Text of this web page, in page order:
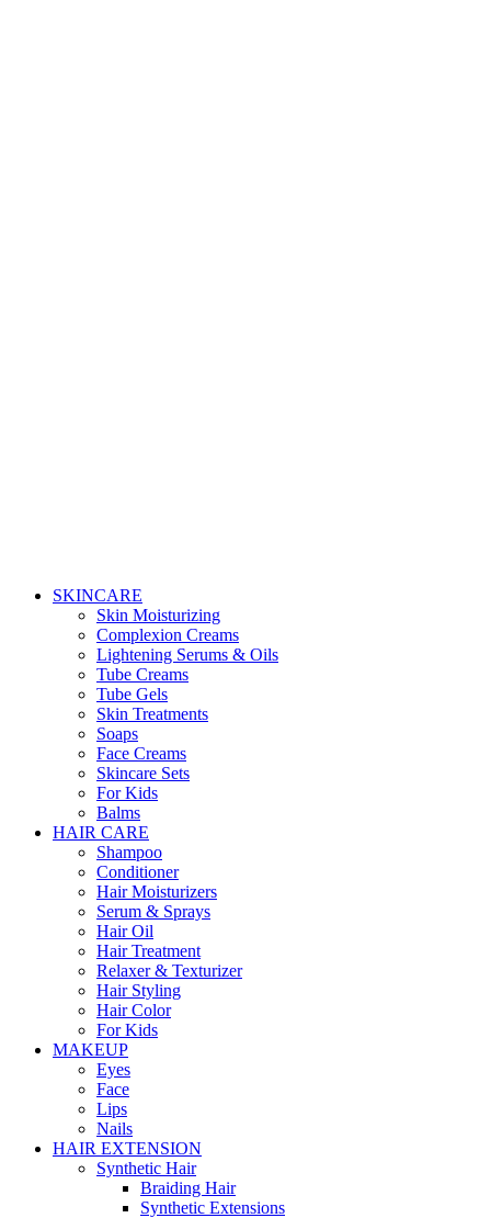
SKINCARE
Skin Moisturizing
Complexion Creams
Lightening Serums & Oils
Tube Creams
Tube Gels
Skin Treatments
Soaps
Face Creams
Skincare Sets
For Kids
Balms
HAIR CARE
Shampoo
Conditioner
Hair Moisturizers
Serum & Sprays
Hair Oil
Hair Treatment
Relaxer & Texturizer
Hair Styling
Hair Color
For Kids
MAKEUP
Eyes
Face
Lips
Nails
HAIR EXTENSION
Synthetic Hair
Braiding Hair
Synthetic Extensions